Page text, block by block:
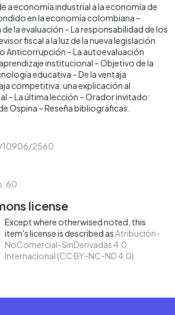
a economía industrial a la economía de
en la economía colombiana –
la evaluación – La responsabilidad de los
fiscal a la luz de la nueva legislación
Anticorrupción – La autoevaluación
institucional – Objetivo de la
educativa – De la ventaja
competitiva: una explicación al
– La última lección – Orador invitado:
Ospina – Reseña bibliográficas.
10906/2560
60
license
Except where otherwised noted, this
item's license is described asAtribución-
NoComercial-SinDerivadas 4.0
Internacional (CC BY-NC-ND 4.0)